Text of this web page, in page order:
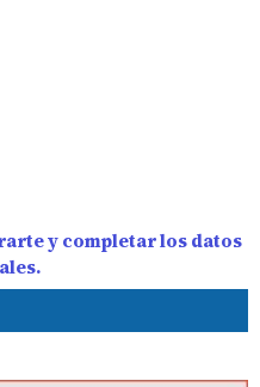
y completar los datos